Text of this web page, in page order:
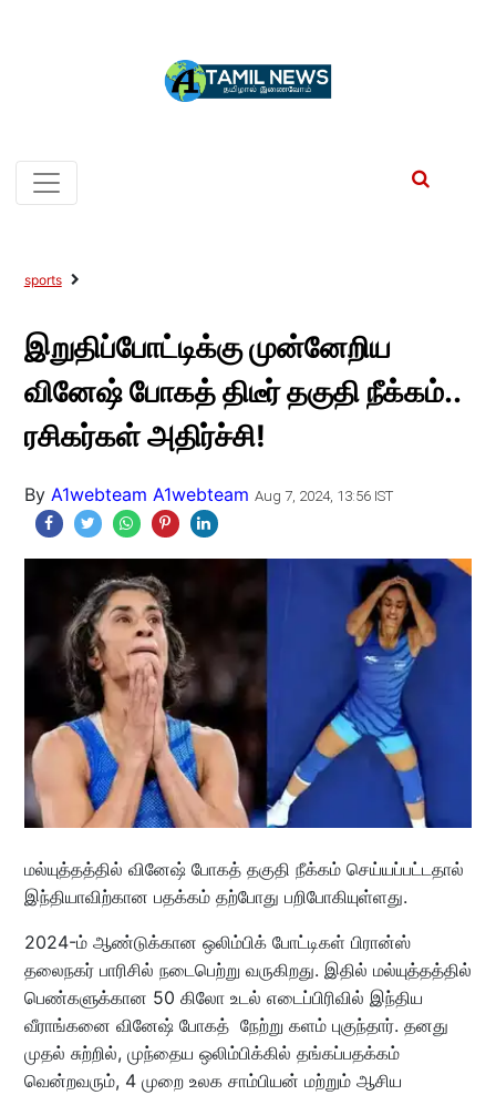
sports
இறுதிப்போட்டிக்கு முன்னேறிய
வினேஷ் போகத் திடீர் தகுதி நீக்கம்..
ரசிகர்கள் அதிர்ச்சி!
By A1webteam A1webteam Aug 7, 2024, 13:56 IST
மல்யுத்தத்தில் வினேஷ் போகத் தகுதி நீக்கம் செய்யப்பட்டதால்
இந்தியாவிற்கான பதக்கம் தற்போது பறிபோகியுள்ளது.
2024-ம் ஆண்டுக்கான ஒலிம்பிக் போட்டிகள் பிரான்ஸ்
தலைநகர் பாரிசில் நடைபெற்று வருகிறது. இதில் மல்யுத்தத்தில்
பெண்களுக்கான 50 கிலோ உடல் எடைப்பிரிவில் இந்திய
வீராங்கனை வினேஷ் போகத் நேற்று களம் புகுந்தார். தனது
முதல் சுற்றில், முந்தைய ஒலிம்பிக்கில் தங்கப்பதக்கம்
வென்றவரும், 4 முறை உலக சாம்பியன் மற்றும் ஆசிய